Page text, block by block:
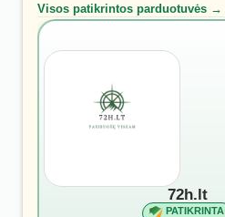
Visos patikrintos parduotuvės →
72h.lt
PATIKRINTA